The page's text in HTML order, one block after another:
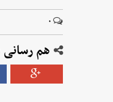
۰
هم رسانی